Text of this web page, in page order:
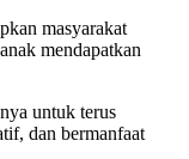
masyarakat
mendapatkan
untuk terus
dan bermanfaat